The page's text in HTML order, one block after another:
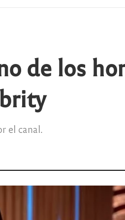
de los
el canal.